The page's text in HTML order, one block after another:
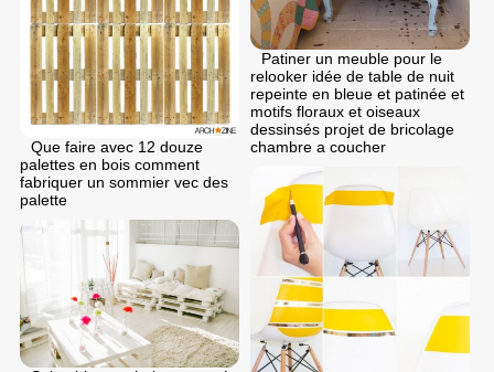
Patiner un meuble pour le
relooker idée de table de nuit
repeinte en bleue et patinée et
motifs floraux et oiseaux
dessinsés projet de bricolage
chambre a coucher
Que faire avec 12 douze
palettes en bois comment
fabriquer un sommier vec des
palette